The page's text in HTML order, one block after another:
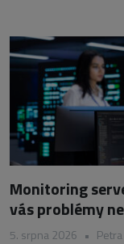
Monitoring
vás problémy
5. srpna 2026 •